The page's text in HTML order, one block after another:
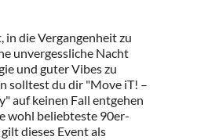
in die Vergangenheit zu
unvergessliche Nacht
und guter Vibes zu
solltest du dir "Move iT! –
auf keinen Fall entgehen
wohl beliebteste 90er-
dieses Event als